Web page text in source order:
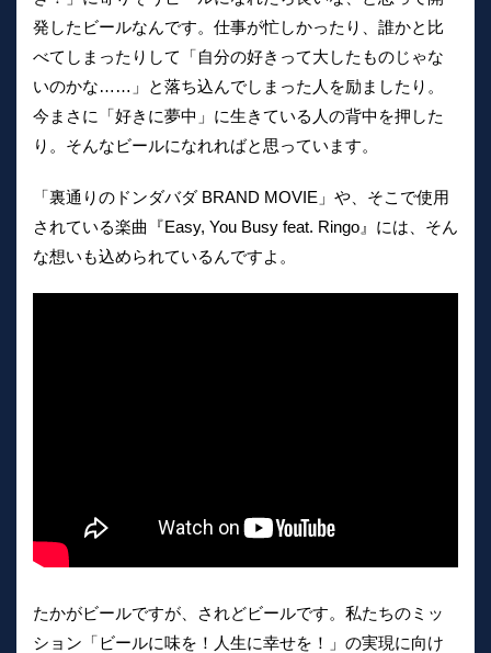
発したビールなんです。仕事が忙しかったり、誰かと比
べてしまったりして「自分の好きって大したものじゃな
いのかな……」と落ち込んでしまった人を励ましたり。
今まさに「好きに夢中」に生きている人の背中を押した
り。そんなビールになれればと思っています。
「裏通りのドンダバダ BRAND MOVIE」や、そこで使用
されている楽曲『Easy, You Busy feat. Ringo』には、そん
な想いも込められているんですよ。
たかがビールですが、されどビールです。私たちのミッ
ション「ビールに味を！人生に幸せを！」の実現に向け